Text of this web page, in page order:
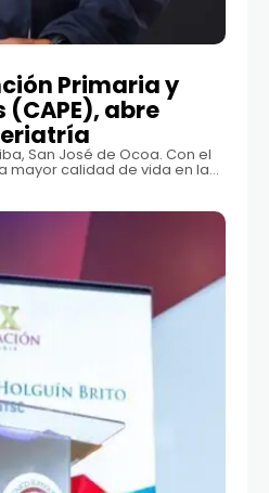
Primaria y
abre
San José de Ocoa. Con el
mayor calidad de vida en las
el Centro de Atención